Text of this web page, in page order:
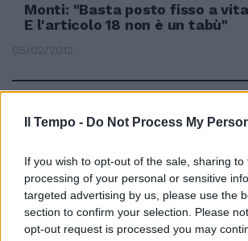
Il Tempo - Do Not Process My
If you wish to opt-out of the sale, sharing
processing of your personal or sensitive
targeted advertising by us, please use the
section to confirm your selection. Please
opt-out request is processed you may
Monti: "Basta posto fisso a vita
E l'articolo 18 non è un tabù"
05/02/2012
Lavoro, parti sociali a Palazzo
05/02/2012
Maroni avverte: «Cacciamo chi